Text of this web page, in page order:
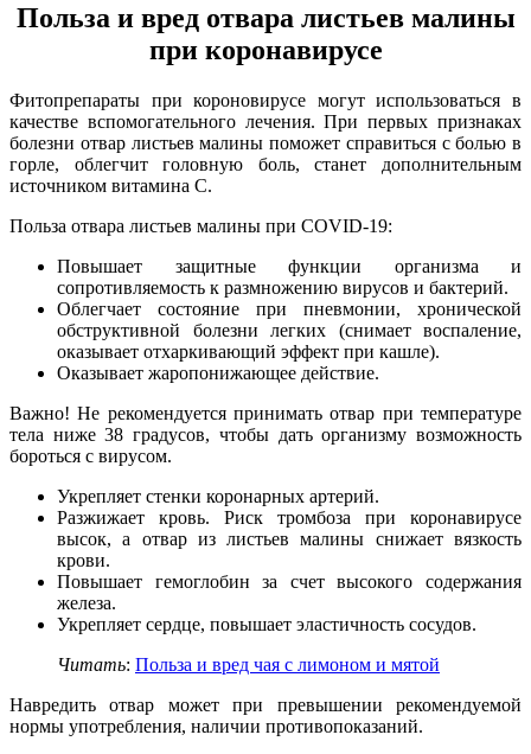
Польза и вред отвара листьев малины
при коронавирусе
Фитопрепараты при короновирусе могут использоваться в
качестве вспомогательного лечения. При первых признаках
болезни отвар листьев малины поможет справиться с болью в
горле, облегчит головную боль, станет дополнительным
источником витамина С.
Польза отвара листьев малины при COVID-19:
Повышает защитные функции организма и
сопротивляемость к размножению вирусов и бактерий.
Облегчает состояние при пневмонии, хронической
обструктивной болезни легких (снимает воспаление,
оказывает отхаркивающий эффект при кашле).
Оказывает жаропонижающее действие.
Важно! Не рекомендуется принимать отвар при температуре
тела ниже 38 градусов, чтобы дать организму возможность
бороться с вирусом.
Укрепляет стенки коронарных артерий.
Разжижает кровь. Риск тромбоза при коронавирусе
высок, а отвар из листьев малины снижает вязкость
крови.
Повышает гемоглобин за счет высокого содержания
железа.
Укрепляет сердце, повышает эластичность сосудов.
Читать: Польза и вред чая с лимоном и мятой
Навредить отвар может при превышении рекомендуемой
нормы употребления, наличии противопоказаний.